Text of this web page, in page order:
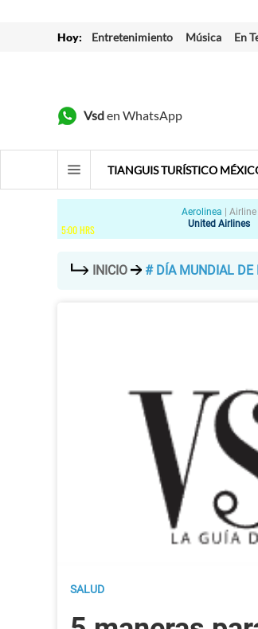
Hoy: Entretenimiento Música En
Vsden WhatsApp
TIANGUIS TURÍSTICO
5:00HRS
Aerolinea
Airline
United Airlines
INICIO # DÍA MUNDIAL DE
SALUD